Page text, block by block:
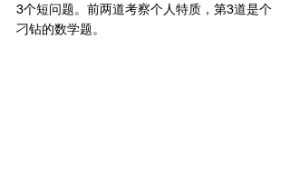
3个短问题。前两道考察个人特质，第3道是个
刁钻的数学题。